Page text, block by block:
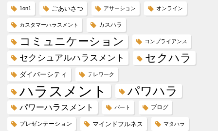
1on1 ごあいさつ アサーション オンライン
カスタマーハラスメント カスハラ
コミュニケーション コンプライアンス
セクシュアルハラスメント セクハラ
ダイバーシティ テレワーク
ハラスメント パワハラ
パワーハラスメント パート ブログ
プレゼンテーション マインドフルネス マタハラ